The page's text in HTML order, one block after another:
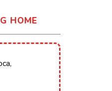
HOME